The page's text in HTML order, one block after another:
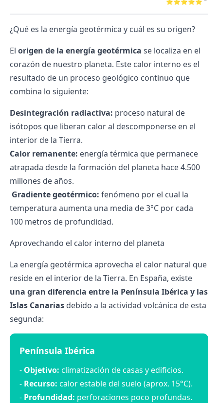
⭐⭐⭐⭐⭐
¿Qué es la energía geotérmica y cuál es su origen?
El origen de la energía geotérmica se localiza en el
corazón de nuestro planeta. Este calor interno es el
resultado de un proceso geológico continuo que
combina lo siguiente:
Desintegración radiactiva: proceso natural de
isótopos que liberan calor al descomponerse en el
interior de la Tierra.
Calor remanente: energía térmica que permanece
atrapada desde la formación del planeta hace 4.500
millones de años.
Gradiente geotérmico: fenómeno por el cual la
temperatura aumenta una media de 3°C por cada
100 metros de profundidad.
Aprovechando el calor interno del planeta
La energía geotérmica aprovecha el calor natural que
reside en el interior de la Tierra. En España, existe
una gran diferencia entre la Península Ibérica y las
Islas Canarias debido a la actividad volcánica de esta
segunda:
Península Ibérica
- Objetivo: climatización de casas y edificios.
- Recurso: calor estable del suelo (aprox. 15°C).
- Profundidad: perforaciones poco profundas.